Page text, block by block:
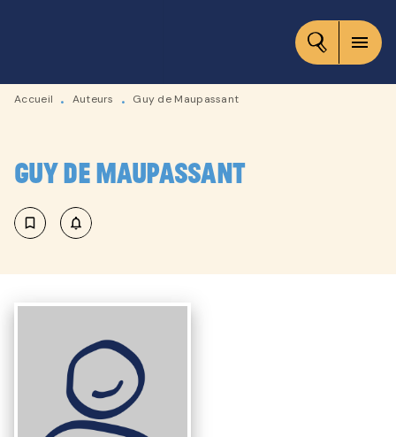
CONTENU
menu
Accueil • Auteurs • Guy de Maupassant
Guy de Maupassant
bookmark_border notifications_none_outlined